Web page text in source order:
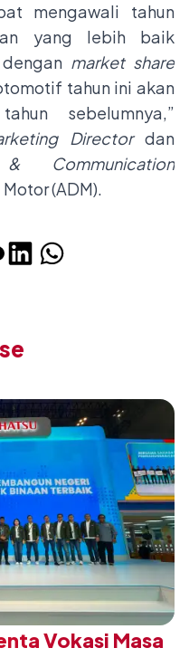
mengawali tahun
yang lebih baik
market share
tahun ini akan
sebelumnya,”
Directordan
Communication
(ADM).
Vokasi Masa